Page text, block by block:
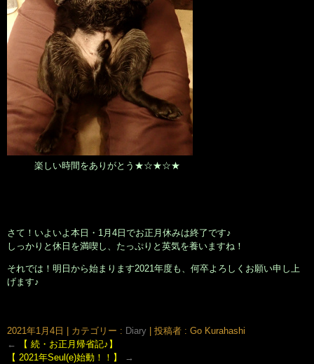
楽しい時間をありがとう★☆★☆★
さて！いよいよ本日・1月4日でお正月休みは終了です♪
しっかりと休日を満喫し、たっぷりと英気を養いますね！
それでは！明日から始まります2021年度も、何卒よろしくお願い申し上
げます♪
2021年1月4日 カテゴリー : Diary
投稿者 : Go Kurahashi
←
【 続・お正月帰省記♪】
【 2021年Seul(e)始動！！】
→